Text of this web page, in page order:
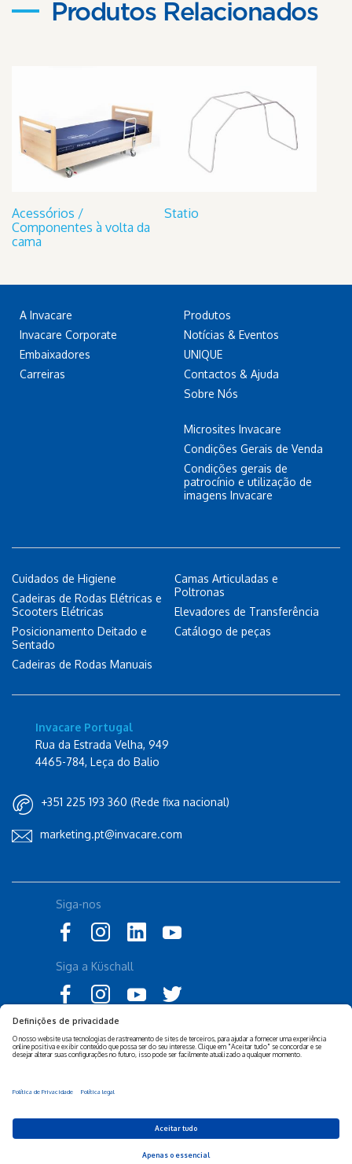
Produtos Relacionados
Acessórios /
Componentes à volta da
cama
Statio
A Invacare
Invacare Corporate
Embaixadores
Carreiras
Produtos
Notícias & Eventos
UNIQUE
Contactos & Ajuda
Sobre Nós
Microsites Invacare
Condições Gerais de Venda
Condições gerais de
patrocínio e utilização de
imagens Invacare
Cuidados de Higiene
Cadeiras de Rodas Elétricas e
Scooters Elétricas
Posicionamento Deitado e
Sentado
Cadeiras de Rodas Manuais
Camas Articuladas e
Poltronas
Elevadores de Transferência
Catálogo de peças
Invacare Portugal
Rua da Estrada Velha, 949
4465-784, Leça do Balio
+351 225 193 360 (Rede fixa nacional)
marketing.pt@invacare.com
Declaração de Acessibilidade
Política Legal Invacare
Cookies Invacare
Siga-nos
Siga a Küschall